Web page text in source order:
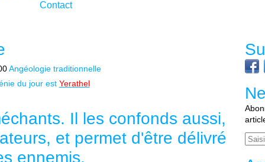
Contact
Angéologie traditionnelle
du jour est Yerathel
Il les confonds aussi,
et permet d'être délivré
ennemis.
Email